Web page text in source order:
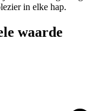
in elke hap.
waarde